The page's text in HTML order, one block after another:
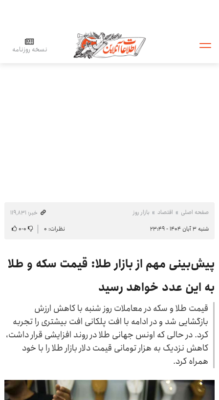
نسخه روزنامه
صفحه اصلی اقتصاد بازار روز
خبر: ۱۱۹٬۸۳۱
شنبه ۳ آبان ۱۴۰۴ - ۲۳:۴۹
نظرات: ۰ ۰-۰
پیش‌بینی مهم از بازار طلا: قیمت سکه و طلا
به این عدد خواهد رسید
قیمت طلا و سکه در معاملات روز شنبه با کاهش ارزش
بازگشایی شد و در ادامه با افت پلکانی افت بیشتری را تجربه
کرد. در حالی که اونس جهانی طلا در روند افزایشی قرار داشت،
کاهش نزدیک به هزار تومانی قیمت دلار بازار طلا را با خود
همراه کرد.